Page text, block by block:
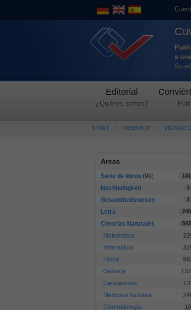
a
Su
Editorial
¿Quiénes somos?
START WEBSHOP VISTADE
Areas
Serie de libros (99)
Nachhaltigkeit 3
Gesundheitswesen 3
Letra
Ciencias Naturales
Matemática
Informática
Física
Química
Geociencias
Medicina humana
Estomatología
10